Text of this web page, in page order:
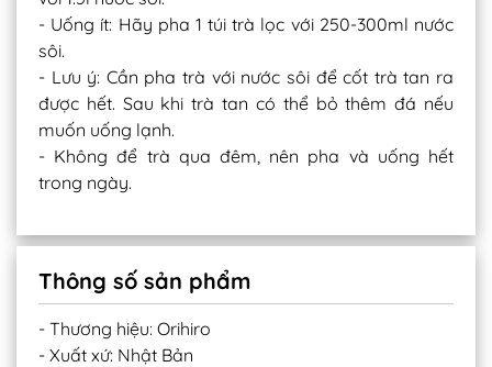
- Uống ít: Hãy pha 1 túi trà lọc với 250-300ml nước
sôi.
- Lưu ý: Cần pha trà với nước sôi để cốt trà tan ra
được hết. Sau khi trà tan có thể bỏ thêm đá nếu
muốn uống lạnh.
- Không để trà qua đêm, nên pha và uống hết
trong ngày.
Thông số sản phẩm
- Thương hiệu: Orihiro
- Xuất xứ: Nhật Bản